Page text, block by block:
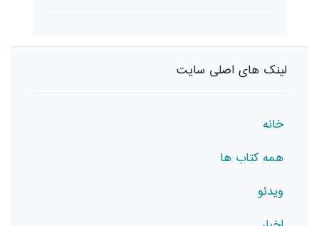
لینک های اصلی سایت
خانه
همه کتاب ها
ویدئو